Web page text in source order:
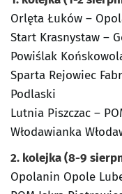
Orlęta Łuków –
Start Krasnystaw –
Powiślak
Sparta Rejowiec
Podlaski
Lutnia Piszczac –
Włodawianka
2. kolejka (8-9
Opolanin Opole